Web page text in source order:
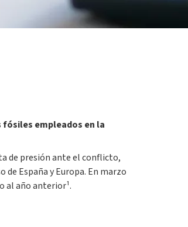
fósiles empleados en la
de presión ante el conflicto,
España y Europa. En marzo
al año anterior¹.